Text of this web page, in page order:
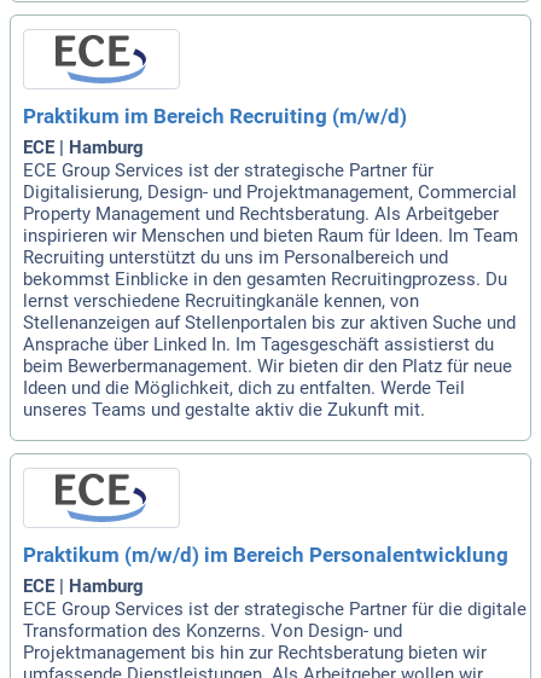
Praktikum im Bereich Recruiting (m/w/d)
ECE | Hamburg
ECE Group Services ist der strategische Partner für
Digitalisierung, Design- und Projektmanagement, Commercial
Property Management und Rechtsberatung. Als Arbeitgeber
inspirieren wir Menschen und bieten Raum für Ideen. Im Team
Recruiting unterstützt du uns im Personalbereich und
bekommst Einblicke in den gesamten Recruitingprozess. Du
lernst verschiedene Recruitingkanäle kennen, von
Stellenanzeigen auf Stellenportalen bis zur aktiven Suche und
Ansprache über Linked In. Im Tagesgeschäft assistierst du
beim Bewerbermanagement. Wir bieten dir den Platz für neue
Ideen und die Möglichkeit, dich zu entfalten. Werde Teil
unseres Teams und gestalte aktiv die Zukunft mit.
Praktikum (m/w/d) im Bereich Personalentwicklung
ECE | Hamburg
ECE Group Services ist der strategische Partner für die digitale
Transformation des Konzerns. Von Design- und
Projektmanagement bis hin zur Rechtsberatung bieten wir